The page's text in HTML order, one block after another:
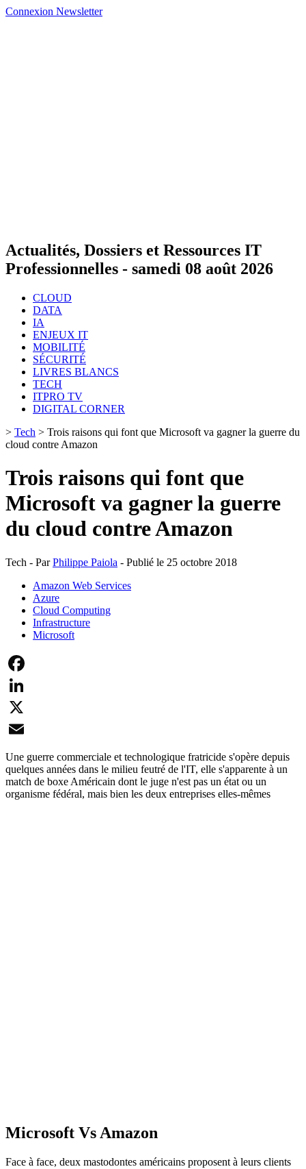
Connexion Newsletter
Actualités, Dossiers et Ressources IT
Professionnelles - samedi 08 août 2026
CLOUD
DATA
IA
ENJEUX IT
MOBILITÉ
SÉCURITÉ
LIVRES BLANCS
TECH
ITPRO TV
DIGITAL CORNER
> Tech > Trois raisons qui font que Microsoft va gagner la guerre du
cloud contre Amazon
Trois raisons qui font que
Microsoft va gagner la guerre
du cloud contre Amazon
Tech - ParPhilippe Paiola - Publié le 25 octobre 2018
Amazon Web Services
Azure
Cloud Computing
Infrastructure
Microsoft
Facebook
LinkedIn
X
Email
Une guerre commerciale et technologique fratricide s'opère depuis
quelques années dans le milieu feutré de l'IT, elle s'apparente à un
match de boxe Américain dont le juge n'est pas un état ou un
organisme fédéral, mais bien les deux entreprises elles-mêmes
Microsoft Vs Amazon
Face à face, deux mastodontes américains proposent à leurs clients